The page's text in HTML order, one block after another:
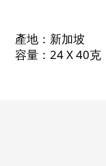
產地：新加坡
容量：24 X 40克